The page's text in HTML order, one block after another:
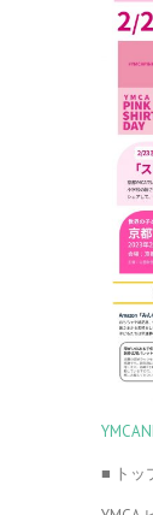
■ トッ